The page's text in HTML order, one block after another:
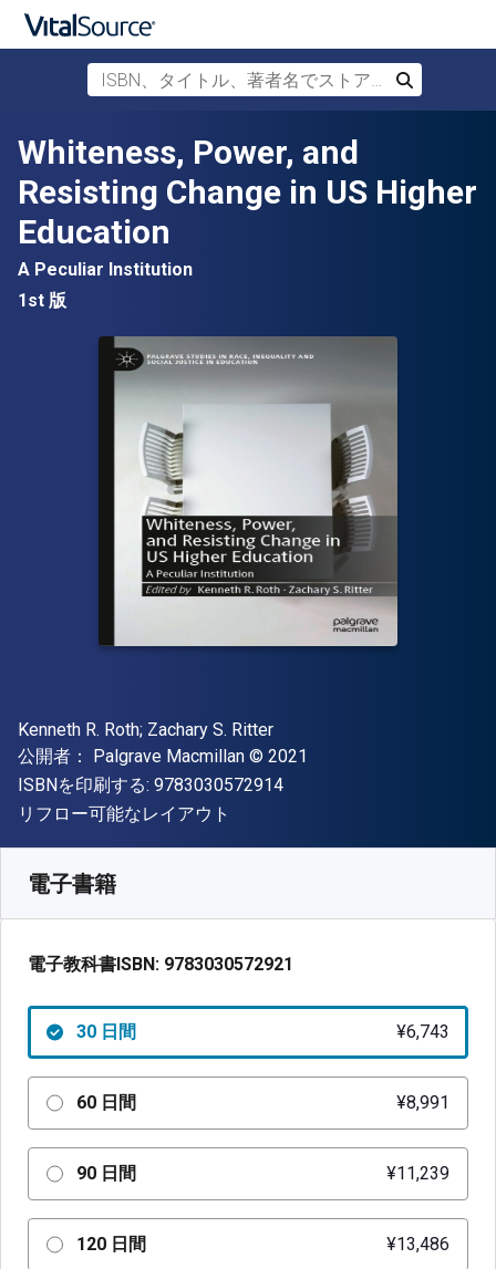
メインコンテンツへスキップ
ISBN、タイトル、著者名でストアを検索
検索
Whiteness, Power, and
Resisting Change in US Higher
Education
A Peculiar Institution
1st 版
著者
Kenneth R. Roth; Zachary S. Ritter
出版社
公開者： Palgrave Macmillan 著作権
© 2021
ISBNを印刷する: 9783030572914"ISBN-13 9783030572914"
形式
リフロー可能なレイアウト
電子書籍
電子教科書ISBN: 9783030572921
30 日間 ¥6,743
60 日間 ¥8,991
90 日間 ¥11,239
120 日間 ¥13,486